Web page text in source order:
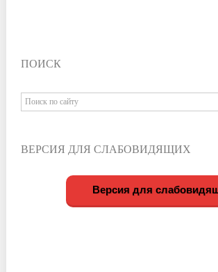
ПОИСК
ВЕРСИЯ ДЛЯ СЛАБОВИДЯЩИХ
Версия для